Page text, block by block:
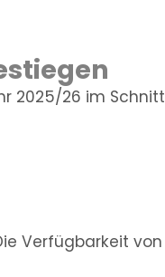
2025/26 im Schnitt
Verfügbarkeit von